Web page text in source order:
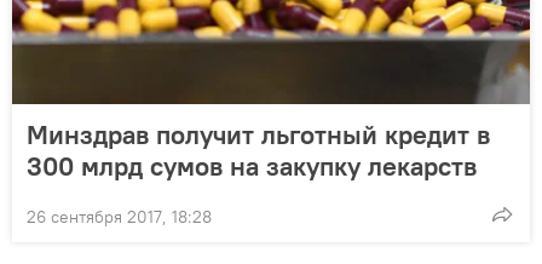
Минздрав получит льготный кредит в
300 млрд сумов на закупку лекарств
26 сентября 2017, 18:28